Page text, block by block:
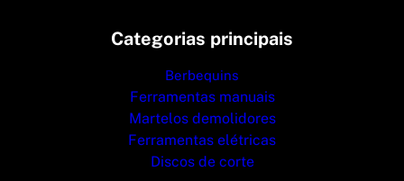
Categorias principais
Berbequins
Ferramentas manuais
Martelos demolidores
Ferramentas elétricas
Discos de corte